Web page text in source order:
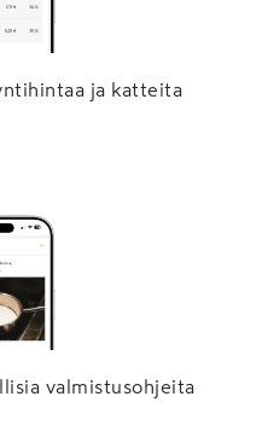
ja katteita
valmistusohjeita